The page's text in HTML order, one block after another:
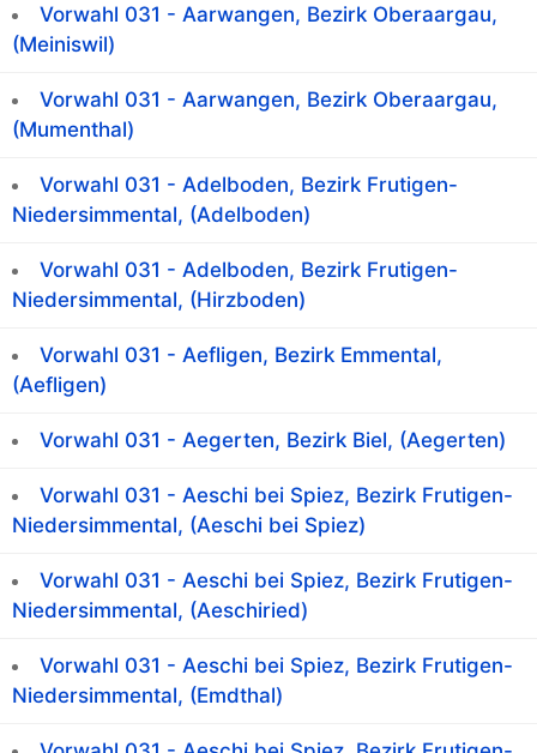
Vorwahl 031 - Aarwangen, Bezirk Oberaargau,
(Meiniswil)
Vorwahl 031 - Aarwangen, Bezirk Oberaargau,
(Mumenthal)
Vorwahl 031 - Adelboden, Bezirk Frutigen-
Niedersimmental, (Adelboden)
Vorwahl 031 - Adelboden, Bezirk Frutigen-
Niedersimmental, (Hirzboden)
Vorwahl 031 - Aefligen, Bezirk Emmental,
(Aefligen)
Vorwahl 031 - Aegerten, Bezirk Biel, (Aegerten)
Vorwahl 031 - Aeschi bei Spiez, Bezirk Frutigen-
Niedersimmental, (Aeschi bei Spiez)
Vorwahl 031 - Aeschi bei Spiez, Bezirk Frutigen-
Niedersimmental, (Aeschiried)
Vorwahl 031 - Aeschi bei Spiez, Bezirk Frutigen-
Niedersimmental, (Emdthal)